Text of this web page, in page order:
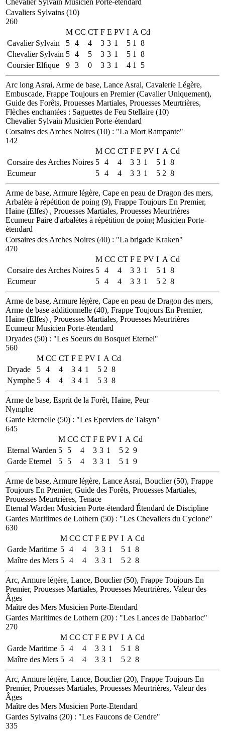
Cavaliers Sylvains (10)
260
M CC CT F E PV I A Cd
Cavalier Sylvain
5 4 4 3 3 1 5 1
8
Chevalier Sylvain 5 4 5 3 3 1 5 1
8
Coursier Elfique
9 3 0 3 3 1 4 1 5
Arc long Asrai, Arme de base, Lance Asrai, Cavalerie Légère,
Embuscade, Frappe Toujours en Premier (Cavalier Uniquement),
Guide des Forêts, Prouesses Martiales, Prouesses Meurtrières,
Flèches enchantées : Saguettes de Feu Stellaire (10)
Chevalier Sylvain Musicien Porte-étendard
Corsaires des Arches Noires (10) : "La Mort Rampante"
142
M CC CT F E PV I A Cd
Corsaire des Arches Noires 5 4 4 3 3 1 5 1
8
Ecumeur
5 4 4 3 3 1 5 2 8
Arme de base, Armure légère, Cape en peau de Dragon des mers,
Arbalète à répétition de poing (9), Frappe Toujours En Premier,
Haine (Elfes) , Prouesses Martiales, Prouesses Meurtrières
EcumeurPaire d'arbalètes à répétition de poing Musicien Porte-
étendard
Corsaires des Arches Noires (40) : "La brigade Kraken"
470
M CC CT F E PV I A Cd
Corsaire des Arches Noires 5 4 4 3 3 1 5 1
8
Ecumeur
5 4 4 3 3 1 5 2 8
Arme de base, Armure légère, Cape en peau de Dragon des mers,
Arme de base additionnelle (40), Frappe Toujours En Premier,
Haine (Elfes) , Prouesses Martiales, Prouesses Meurtrières
Ecumeur Musicien Porte-étendard
Dryades (50) : "Les Soeurs du Bosquet Eternel"
560
M CC CT F E PV I A Cd
Dryade
5 4 4 3 4 1 5 2 8
Nymphe 5 4 4 3 4 1 5 3 8
Arme de base, Esprit de la Forêt, Haine, Peur
Nymphe
Garde Eternelle (50) : "Les Eperviers de Talsyn"
645
M CC CT F E PV I A Cd
Eternal Warden 5 5 4 3 3 1 5 2 9
Garde Eternel
5 5 4 3 3 1 5 1 9
Arme de base, Armure légère, Lance Asrai, Bouclier (50), Frappe
Toujours En Premier, Guide des Forêts, Prouesses Martiales,
Prouesses Meurtrières, Tenace
Eternal Warden Musicien Porte-étendard Étendard de Discipline
Gardes Maritimes de Lothern (50) : "Les Chevaliers du Cyclone"
630
M CC CT F E PV I A Cd
Garde Maritime 5 4 4 3 3 1 5 1
8
Maître des Mers 5 4 4 3 3 1 5 2 8
Arc, Armure légère, Lance, Bouclier (50), Frappe Toujours En
Premier, Prouesses Martiales, Prouesses Meurtrières, Valeur des
Âges
Maître des Mers Musicien Porte-Etendard
Gardes Maritimes de Lothern (20) : "Les Lances de Dabbarloc"
270
M CC CT F E PV I A Cd
Garde Maritime 5 4 4 3 3 1 5 1
8
Maître des Mers 5 4 4 3 3 1 5 2 8
Arc, Armure légère, Lance, Bouclier (20), Frappe Toujours En
Premier, Prouesses Martiales, Prouesses Meurtrières, Valeur des
Âges
Maître des Mers Musicien Porte-Etendard
Gardes Sylvains (20) : "Les Faucons de Cendre"
335